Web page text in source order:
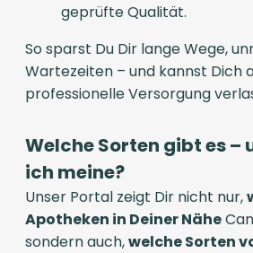
geprüfte Qualität.
So sparst Du Dir lange Wege,
Wartezeiten – und kannst Dich
professionelle Versorgung
Welche Sorten gibt es –
ich meine?
Unser Portal zeigt Dir nicht nur,
Apotheken in Deiner Nähe
sondern auch,welche Sorten